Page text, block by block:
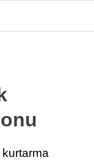
kurtarma